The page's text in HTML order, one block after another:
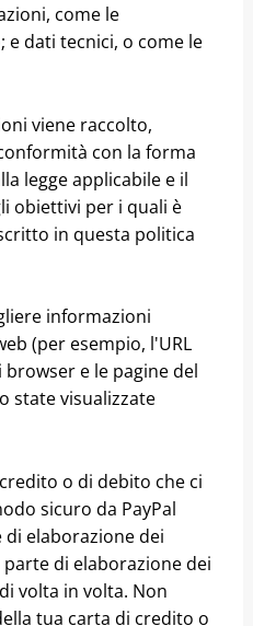
come le
dati tecnici, o come le
viene raccolto,
con la forma
legge applicabile e il
obiettivi per i quali è
in questa politica
informazioni
(per esempio, l'URL
e le pagine del
state visualizzate
o di debito che ci
sicuro da PayPal
elaborazione dei
di elaborazione dei
volta in volta. Non
tua carta di credito o